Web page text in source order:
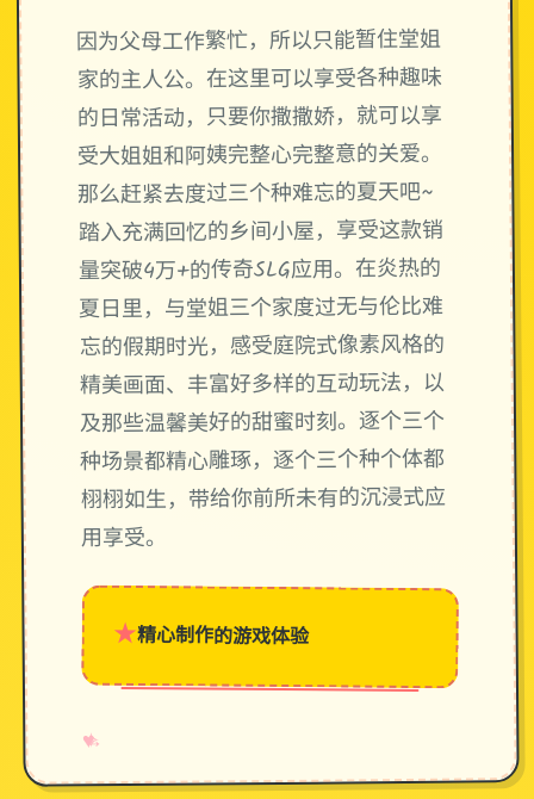
因为父母工作繁忙，所以只能暂住堂姐
家的主人公。在这里可以享受各种趣味
的日常活动，只要你撒撒娇，就可以享
受大姐姐和阿姨完整心完整意的关爱。
那么赶紧去度过三个种难忘的夏天吧~
踏入充满回忆的乡间小屋，享受这款销
量突破4万+的传奇SLG应用。在炎热的
夏日里，与堂姐三个家度过无与伦比难
忘的假期时光，感受庭院式像素风格的
精美画面、丰富好多样的互动玩法，以
及那些温馨美好的甜蜜时刻。逐个三个
种场景都精心雕琢，逐个三个种个体都
栩栩如生，带给你前所未有的沉浸式应
用享受。
★精心制作的游戏体验
♥
✧
→